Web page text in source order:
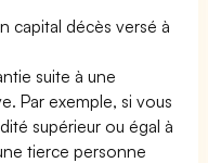
capital décès versé à
suite à une
Par exemple, si vous
supérieur ou égal à
tierce personne